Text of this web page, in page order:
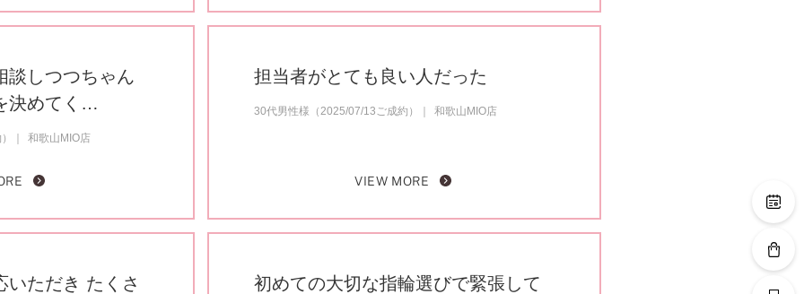
談しつつちゃん
決めてく…
和歌山MIO店
担当者がとても良い人だった
30代男性様（2025/07/13ご成約） 和歌山MIO店
VIEW MORE
いただき たくさ
初めての大切な指輪選びで緊張して